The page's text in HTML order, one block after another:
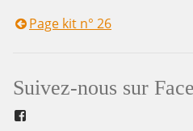
Navigation
l’article
Page kit n° 26
Suivez-nous sur